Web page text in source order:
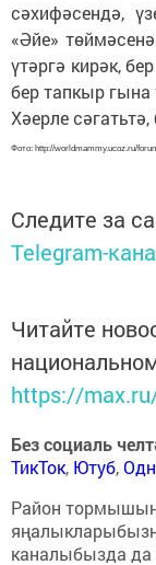
сәхифәсендә,
«Әйе»
үтәргә кирәк,
бер тапкыр
Хәерле
Фото: http://worldmammy.ucoz.ru/
Следите за
Telegram-
Читайте
https://
Без социаль
ТикТок, Ютуб,
Район
каналыбызда да